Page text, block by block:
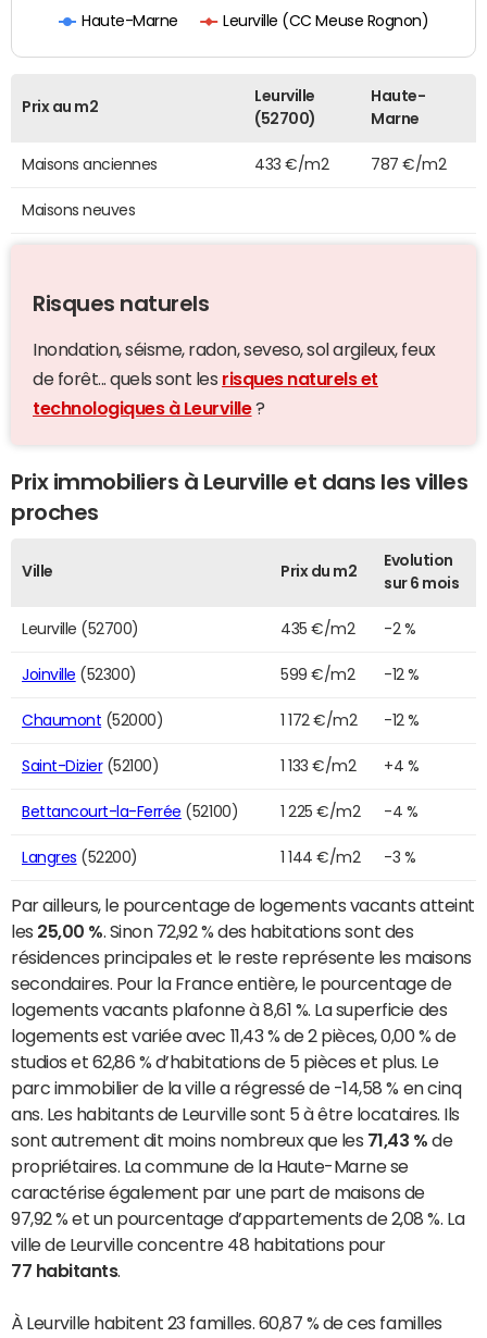
Haute-Marne Leurville (CC Meuse Rognon)
Prix au m2
Leurville
(52700)
Haute-
Marne
Maisons anciennes 433 €/m2 787 €/m2
Maisons neuves
Risques naturels
Inondation, séisme, radon, seveso, sol argileux, feux
de forêt... quels sont les risques naturels et
technologiques à Leurville?
Prix immobiliers à Leurville et dans les villes
proches
Ville Prix du m2
Evolution
sur 6 mois
Leurville (52700) 435 €/m2 -2 %
Joinville (52300) 599 €/m2 -12 %
Chaumont (52000) 1 172 €/m2 -12 %
Saint-Dizier(52100) 1 133 €/m2 +4 %
Bettancourt-la-Ferrée (52100) 1 225 €/m2 -4 %
Langres (52200) 1 144 €/m2 -3 %
Par ailleurs, le pourcentage de logements vacants atteint
les 25,00 % . Sinon 72,92 % des habitations sont des
résidences principales et le reste représente les maisons
secondaires. Pour la France entière, le pourcentage de
logements vacants plafonne à 8,61 %. La superficie des
logements est variée avec 11,43 % de 2 pièces, 0,00 % de
studios et 62,86 % d’habitations de 5 pièces et plus. Le
parc immobilier de la ville a régressé de -14,58 % en cinq
ans. Les habitants de Leurville sont 5 à être locataires. Ils
sont autrement dit moins nombreux que les 71,43 % de
propriétaires. La commune de la Haute-Marne se
caractérise également par une part de maisons de
97,92 % et un pourcentage d’appartements de 2,08 %. La
ville de Leurville concentre 48 habitations pour
77 habitants.
À Leurville habitent 23 familles. 60,87 % de ces familles